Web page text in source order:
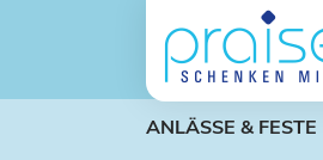
Hauptinhalt springen
Zur Suche springen
Zur Hauptnavigation springen
ANLÄSSE & FESTE